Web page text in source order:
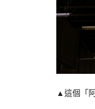
▲這個「